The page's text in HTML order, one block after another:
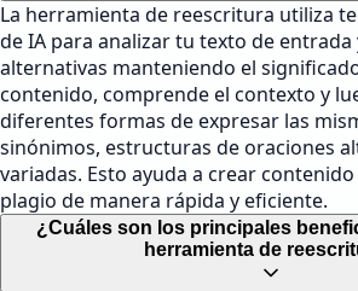
La herramienta de reescritura utiliza
de IA para analizar tu texto de
alternativas manteniendo el
contenido, comprende el contexto y
diferentes formas de expresar las
sinónimos, estructuras de oraciones
variadas. Esto ayuda a crear
plagio de manera rápida y eficiente.
¿Cuáles son los principales
herramienta de